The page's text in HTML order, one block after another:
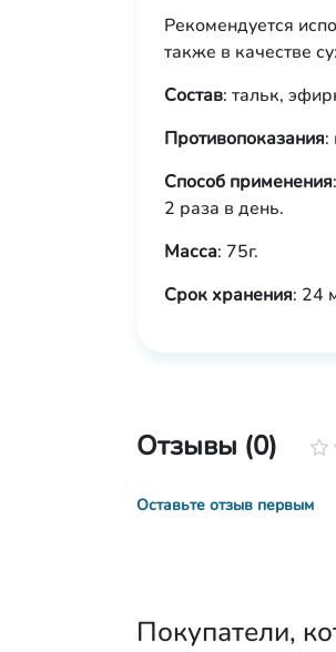
Рекомендуется
также в качестве
Состав: тальк,
Противопоказания:
Способ применения
2 раза в день.
Масса: 75г.
Срок хранения: 24
Отзывы (0)
Оставьте отзыв первым
Покупатели,